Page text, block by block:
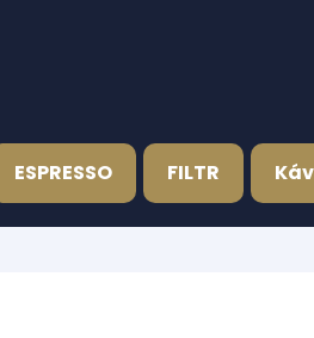
ESPRESSO FILTR